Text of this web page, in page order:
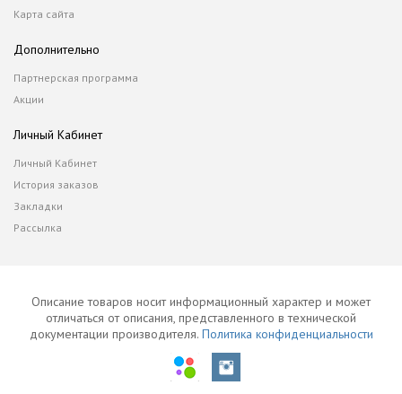
Карта сайта
Дополнительно
Партнерская программа
Акции
Личный Кабинет
Личный Кабинет
История заказов
Закладки
Рассылка
Описание товаров носит информационный характер и может
отличаться от описания, представленного в технической
документации производителя. Политика конфиденциальности